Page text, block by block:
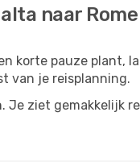
naar Rome
korte pauze
van je reisplanning.
Je ziet